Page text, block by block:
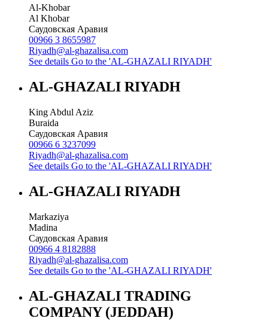
Al-Khobar
Al Khobar
Саудовская Аравия
00966 3 8655987
Riyadh@al-ghazalisa.com
See details Go to the 'AL-GHAZALI RIYADH'
AL-GHAZALI RIYADH
King Abdul Aziz
Buraida
Саудовская Аравия
00966 6 3237099
Riyadh@al-ghazalisa.com
See details Go to the 'AL-GHAZALI RIYADH'
AL-GHAZALI RIYADH
Markaziya
Madina
Саудовская Аравия
00966 4 8182888
Riyadh@al-ghazalisa.com
See details Go to the 'AL-GHAZALI RIYADH'
AL-GHAZALI TRADING
COMPANY (JEDDAH)